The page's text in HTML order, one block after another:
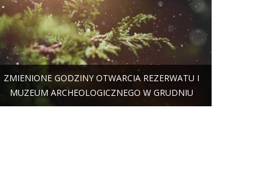
ZMIENIONE GODZINY OTWARCIA REZERWATU I
MUZEUM ARCHEOLOGICZNEGO W GRUDNIU